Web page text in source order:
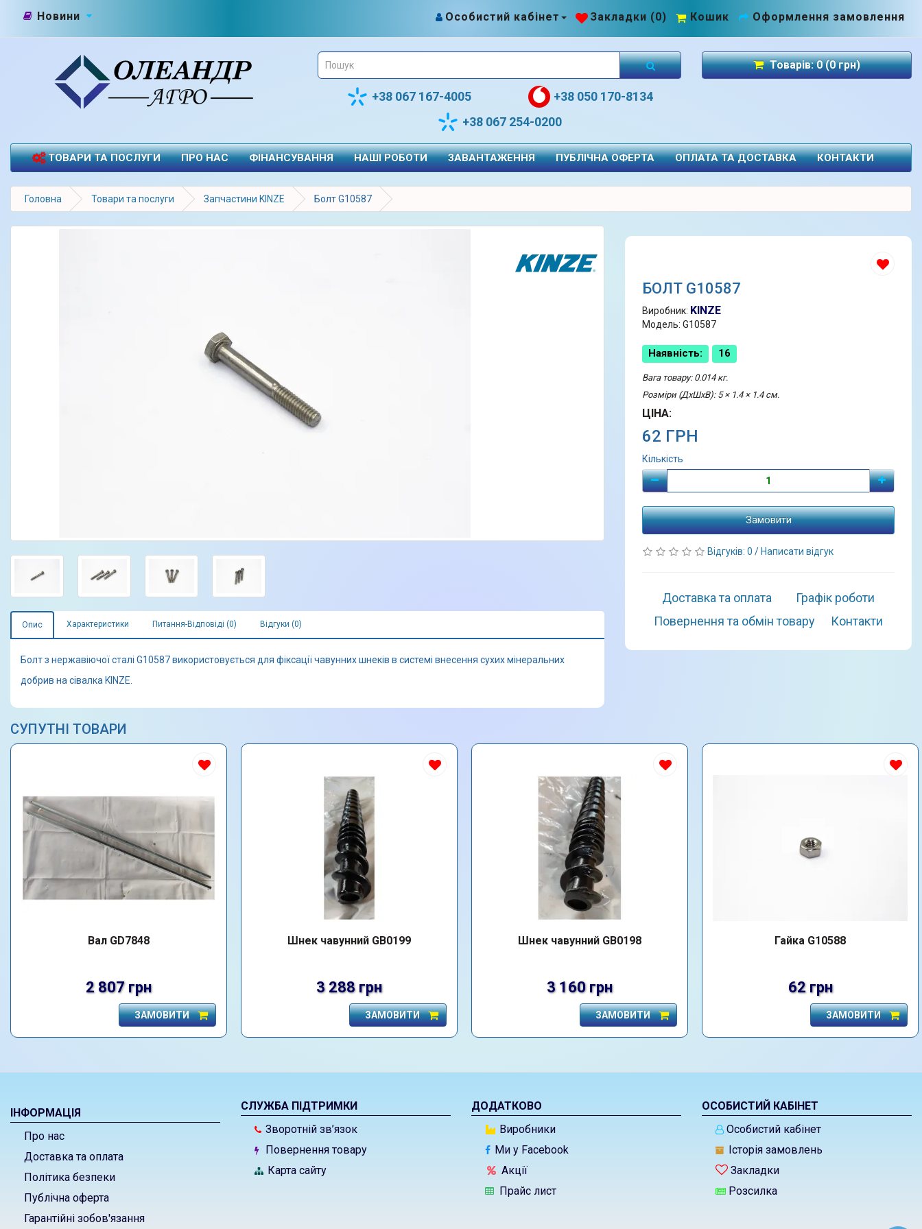
Новини Особистий кабінет Закладки (0) Кошик Оформлення замовлення
+38 067 167-4005
+38 050 170-8134
+38 067 254-0200
Товарів: 0 (0 грн)
ТОВАРИ ТА ПОСЛУГИ ПРО НАС ФІНАНСУВАННЯ НАШІ РОБОТИ ЗАВАНТАЖЕННЯ ПУБЛІЧНА ОФЕРТА ОПЛАТА ТА ДОСТАВКА КОНТАКТИ
Головна Товари та послуги Запчастини KINZE Болт G10587
Опис Характеристики Питання-Відповіді (0) Відгуки (0)
Болт з нержавіючої сталі G10587 використовується для фіксації чавунних шнеків в системі внесення сухих мінеральних
добрив на сівалка KINZE.
БОЛТ G10587
Виробник: KINZE
Модель: G10587
Наявність: 16
Вага товару: 0.014 кг.
Розміри (ДхШхВ): 5 × 1.4 × 1.4 см.
ЦІНА:
62 ГРН
Кількість
Замовити
Відгуків: 0 / Написати відгук
Доставка та оплата
Графік роботи
Повернення та обмін товару
Контакти
СУПУТНІ ТОВАРИ
Вал GD7848
2 807 грн
ЗАМОВИТИ
Шнек чавунний GB0199
3 288 грн
ЗАМОВИТИ
Шнек чавунний GB0198
3 160 грн
ЗАМОВИТИ
Гайка G10588
62 грн
ЗАМОВИТИ
ІНФОРМАЦІЯ
Про нас
Доставка та оплата
Політика безпеки
Публічна оферта
Гарантійні зобов'язання
СЛУЖБА ПІДТРИМКИ
Зворотній зв’язок
Повернення товару
Карта сайту
ДОДАТКОВО
Виробники
Ми у Facebook
Акції
Прайс лист
ОСОБИСТИЙ КАБІНЕТ
Особистий кабінет
Історія замовлень
Закладки
Розсилка